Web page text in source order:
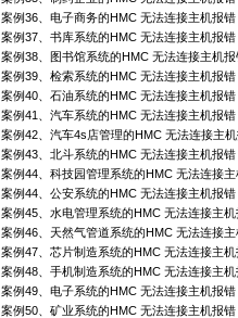
案例36、电子商务的HMC 无法连接主机报错
案例37、书库系统的HMC 无法连接主机报错
案例38、图书馆系统的HMC 无法连接主机报
案例39、检索系统的HMC 无法连接主机报错
案例40、石油系统的HMC 无法连接主机报错
案例41、汽车系统的HMC 无法连接主机报错
案例42、汽车4s店管理的HMC 无法连接主
案例43、北斗系统的HMC 无法连接主机报错
案例44、科技园管理系统的HMC 无法连接
案例44、公安系统的HMC 无法连接主机报错
案例45、水电管理系统的HMC 无法连接主机
案例46、天然气管道系统的HMC 无法连接
案例47、芯片制造系统的HMC 无法连接主机
案例48、手机制造系统的HMC 无法连接主机
案例49、电子系统的HMC 无法连接主机报错
案例50、矿业系统的HMC 无法连接主机报错